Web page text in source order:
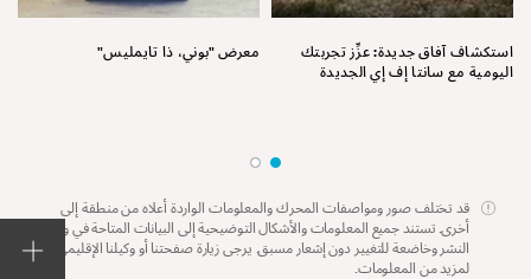
استكشاف آفاق جديدة: عزِّز تجربتك
اليومية مع سانتا إف إي الجديدة
معرض "بوني، ذا تايمليس"
قد تختلف صور ومواصفات المحرك والمعلومات الواردة أعلاه من منطقة إلى
أخرى. تستند جميع المعلومات والأشكال التوضيحية إلى البيانات المتاحة في وقت
النشر وخاضعة للتغيير دون إشعار مسبق. يرجى زيارة صفحتنا أو وكيلنا الإقليمي
لمزيد من المعلومات.